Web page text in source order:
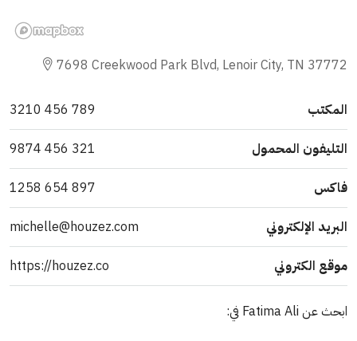
7698 Creekwood Park Blvd, Lenoir City, TN 37772
المكتب 789 456 3210
التليفون المحمول 321 456 9874
فاكس 897 654 1258
البريد الإلكتروني michelle@houzez.com
موقع الكتروني https://houzez.co
ابحث عن Fatima Ali في: